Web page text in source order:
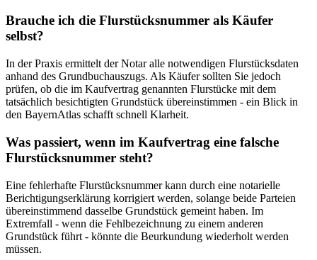
Brauche ich die Flurstücksnummer als Käufer
selbst?
In der Praxis ermittelt der Notar alle notwendigen Flurstücksdaten
anhand des Grundbuchauszugs. Als Käufer sollten Sie jedoch
prüfen, ob die im Kaufvertrag genannten Flurstücke mit dem
tatsächlich besichtigten Grundstück übereinstimmen - ein Blick in
den BayernAtlas schafft schnell Klarheit.
Was passiert, wenn im Kaufvertrag eine falsche
Flurstücksnummer steht?
Eine fehlerhafte Flurstücksnummer kann durch eine notarielle
Berichtigungserklärung korrigiert werden, solange beide Parteien
übereinstimmend dasselbe Grundstück gemeint haben. Im
Extremfall - wenn die Fehlbezeichnung zu einem anderen
Grundstück führt - könnte die Beurkundung wiederholt werden
müssen.